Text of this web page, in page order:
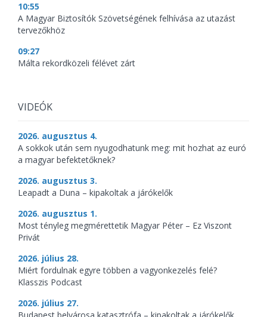
10:55
A Magyar Biztosítók Szövetségének felhívása az utazást
tervezőkhöz
09:27
Málta rekordközeli félévet zárt
VIDEÓK
2026. augusztus 4.
A sokkok után sem nyugodhatunk meg: mit hozhat az euró
a magyar befektetőknek?
2026. augusztus 3.
Leapadt a Duna – kipakoltak a járókelők
2026. augusztus 1.
Most tényleg megmérettetik Magyar Péter – Ez Viszont
Privát
2026. július 28.
Miért fordulnak egyre többen a vagyonkezelés felé?
Klasszis Podcast
2026. július 27.